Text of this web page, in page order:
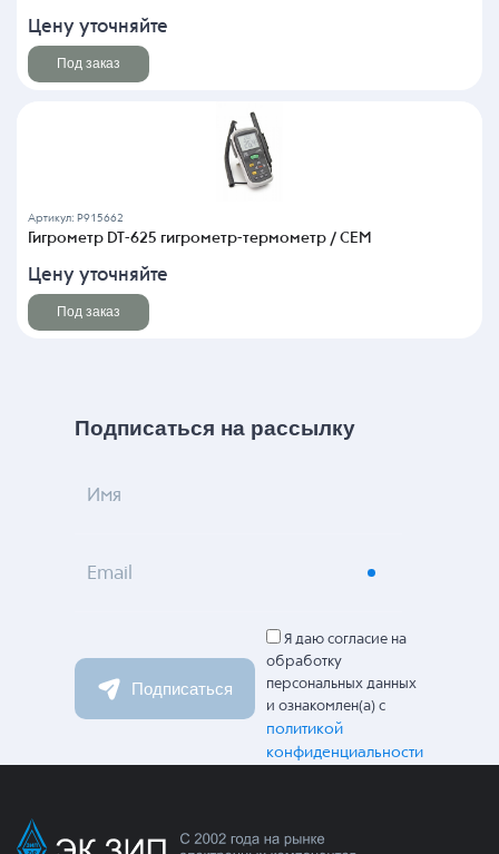
Цену уточняйте
Под заказ
Артикул: P915662
Гигрометр DT-625 гигрометр-термометр / CEM
Цену уточняйте
Под заказ
Подписаться на рассылку
Имя
Email
Подписаться
Я даю согласие на
обработку
персональных данных
и ознакомлен(а) с
политикой
конфиденциальности